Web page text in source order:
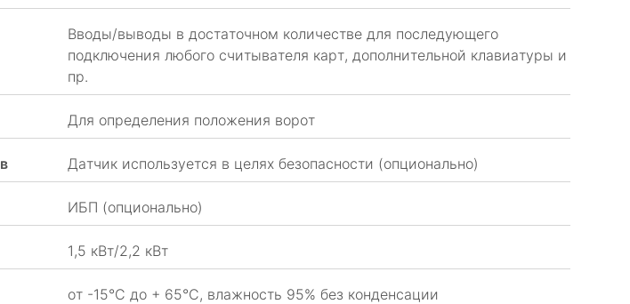
Вводы/выводы в достаточном количестве для последующего
подключения любого считывателя карт, дополнительной клавиатуры и
пр.
Для определения положения ворот
Датчик используется в целях безопасности (опционально)
ИБП (опционально)
1,5 кВт/2,2 кВт
от -15°C до + 65°C, влажность 95% без конденсации